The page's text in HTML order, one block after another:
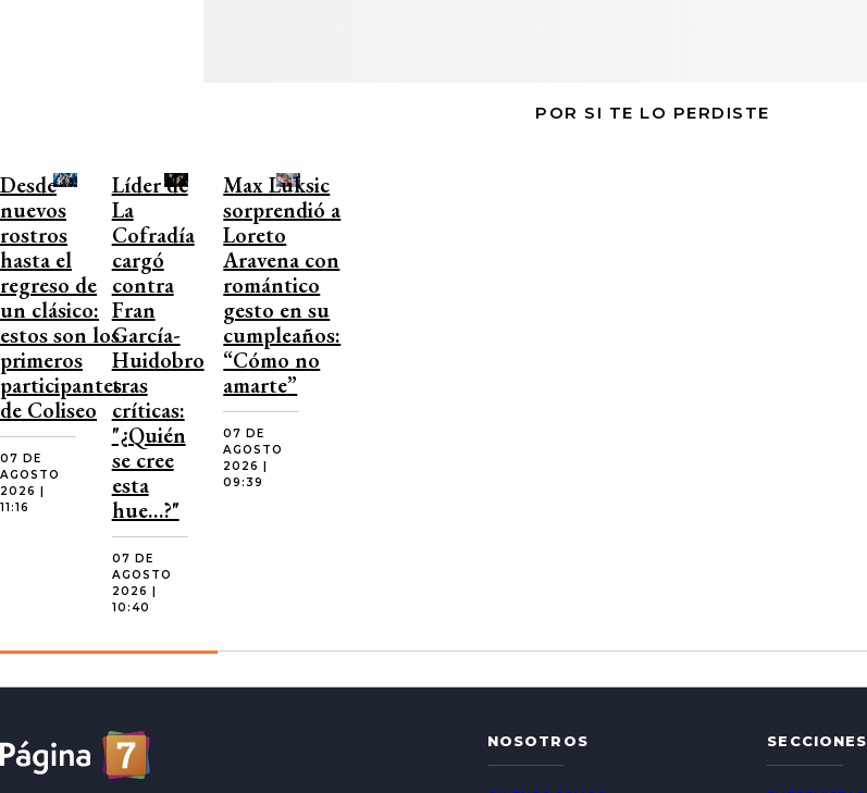
POR SI TE LO PERDISTE
Desde
nuevos
rostros
hasta el
regreso de
un clásico:
estos son los
primeros
participantes
de Coliseo
07 DE
AGOSTO
2026 |
11:16
Líder de
La
Cofradía
cargó
contra
Fran
García-
Huidobro
tras
críticas:
"¿Quién
se cree
esta
hue…?"
07 DE
AGOSTO
2026 |
10:40
Max Luksic
sorprendió a
Loreto
Aravena con
romántico
gesto en su
cumpleaños:
“Cómo no
amarte”
07 DE
AGOSTO
2026 |
09:39
NOSOTROS SECCIONES